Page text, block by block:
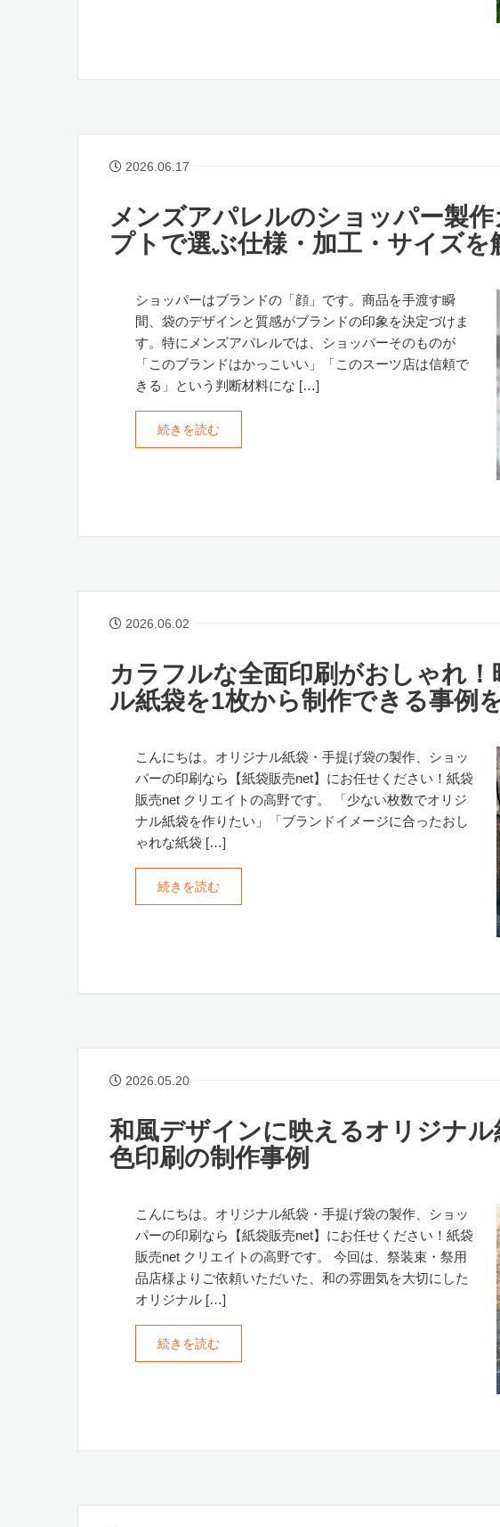
2026.06.17
メンズアパレルのショッパー製
プトで選ぶ仕様・加工・サイズを
ショッパーはブランドの「顔」です。商品を手渡す瞬
間、袋のデザインと質感がブランドの印象を決定づけま
す。特にメンズアパレルでは、ショッパーそのものが
「このブランドはかっこいい」「このスーツ店は信頼で
きる」という判断材料にな […]
続きを読む
2026.06.02
カラフルな全面印刷がおしゃれ
ル紙袋を1枚から制作できる事例
こんにちは。オリジナル紙袋・手提げ袋の製作、ショッ
パーの印刷なら【紙袋販売net】にお任せください！紙袋
販売net クリエイトの高野です。 「少ない枚数でオリジ
ナル紙袋を作りたい」「ブランドイメージに合ったおし
ゃれな紙袋 […]
続きを読む
2026.05.20
和風デザインに映えるオリジナ
色印刷の制作事例
こんにちは。オリジナル紙袋・手提げ袋の製作、ショッ
パーの印刷なら【紙袋販売net】にお任せください！紙袋
販売net クリエイトの高野です。 今回は、祭装束・祭用
品店様よりご依頼いただいた、和の雰囲気を大切にした
オリジナル […]
続きを読む